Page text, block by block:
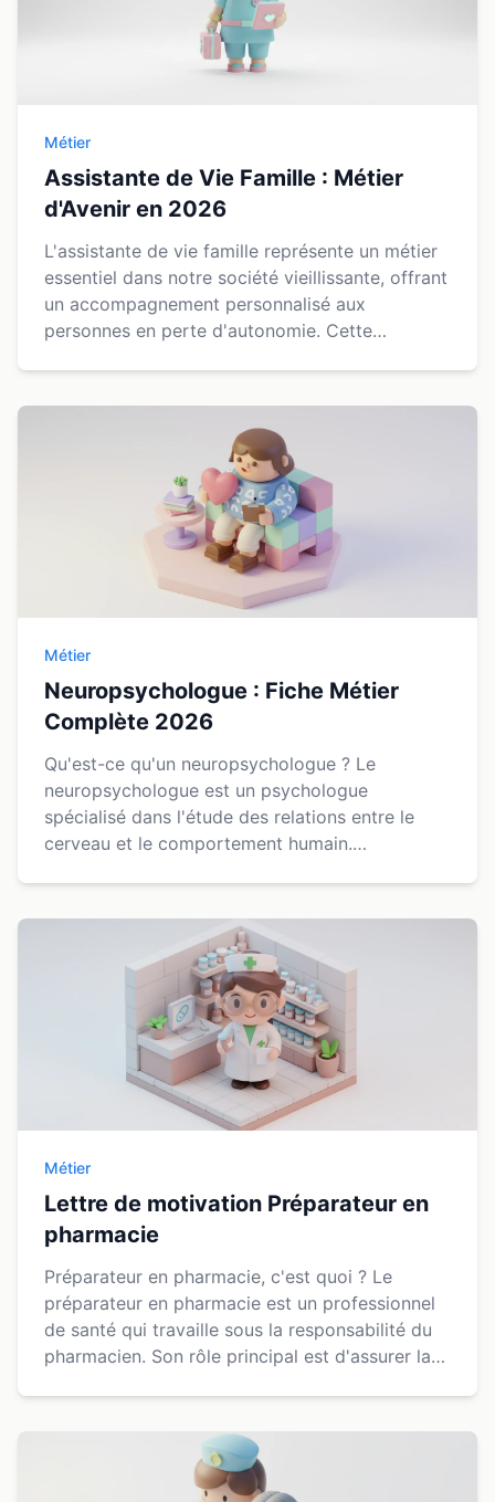
Métier
Assistante de Vie Famille : Métier
d'Avenir en 2026
L'assistante de vie famille représente un métier
essentiel dans notre société vieillissante, offrant
un accompagnement personnalisé aux
personnes en perte d'autonomie. Cette
Métier
Neuropsychologue : Fiche Métier
Complète 2026
Qu'est-ce qu'un neuropsychologue ? Le
neuropsychologue est un psychologue
spécialisé dans l'étude des relations entre le
cerveau et le comportement humain.
Métier
Lettre de motivation Préparateur en
pharmacie
Préparateur en pharmacie, c'est quoi ? Le
préparateur en pharmacie est un professionnel
de santé qui travaille sous la responsabilité du
pharmacien. Son rôle principal est d'assurer la